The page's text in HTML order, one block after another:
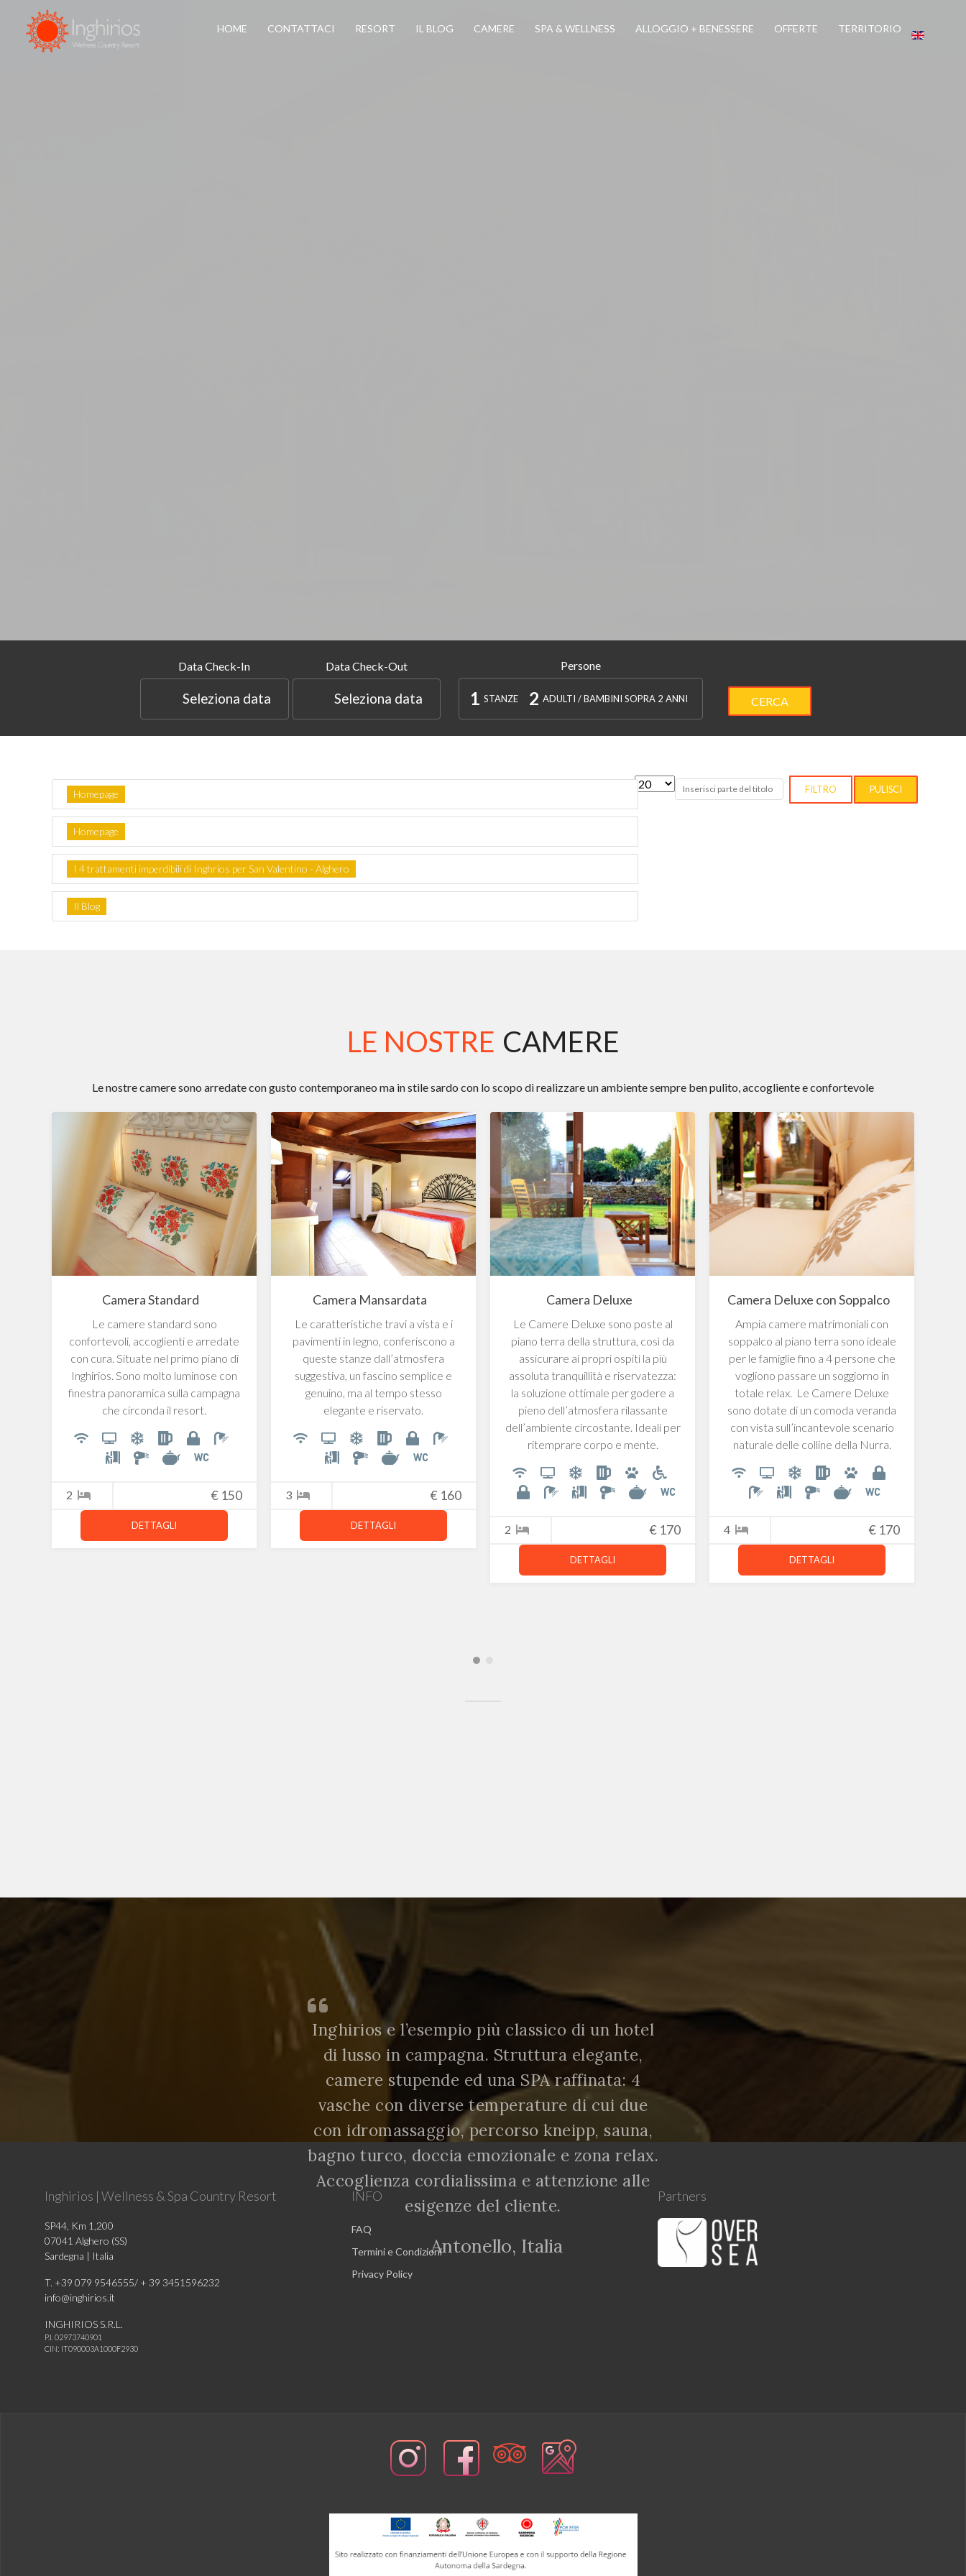
HOME CONTATTACI RESORT IL BLOG CAMERE SPA & WELLNESS ALLOGGIO + BENESSERE OFFERTE TERRITORIO
Data Check-In
Seleziona data
Data Check-Out
Seleziona data
Persone
STANZE
1 ADULTI / BAMBINI SOPRA 2 ANNI
2 CERCA
Inserisci parte del titolo FILTRO PULISCI
Visualizza #
Homepage
Homepage
I 4 trattamenti imperdibili di Inghrios per San Valentino - Alghero
Il Blog
LE NOSTRE CAMERE
Le nostre camere sono arredate con gusto contemporaneo ma in stile sardo con lo scopo di realizzare un ambiente sempre ben pulito, accogliente e confortevole
Camera Standard
Le camere standard sono
confortevoli, accoglienti e arredate
con cura. Situate nel primo piano di
Inghirios. Sono molto luminose con
finestra panoramica sulla campagna
che circonda il resort.
2 € 150
DETTAGLI
Camera Mansardata
Le caratteristiche travi a vista e i
pavimenti in legno, conferiscono a
queste stanze dall’atmosfera
suggestiva, un fascino semplice e
genuino, ma al tempo stesso
elegante e riservato.
3 € 160
DETTAGLI
Camera Deluxe
Le Camere Deluxe sono poste al
piano terra della struttura, così da
assicurare ai propri ospiti la più
assoluta tranquillità e riservatezza:
la soluzione ottimale per godere a
pieno dell’atmosfera rilassante
dell’ambiente circostante. Ideali per
ritemprare corpo e mente.
2 € 170
DETTAGLI
Camera Deluxe con Soppalco
Ampia camere matrimoniali con
soppalco al piano terra sono ideale
per le famiglie fino a 4 persone che
vogliono passare un soggiorno in
totale relax. Le Camere Deluxe
sono dotate di un comoda veranda
con vista sull’incantevole scenario
naturale delle colline della Nurra.
4 € 170
DETTAGLI
Inghirios e l’esempio più classico di un hotel
di lusso in campagna. Struttura elegante,
camere stupende ed una SPA raffinata: 4
vasche con diverse temperature di cui due
con idromassaggio, percorso kneipp, sauna,
bagno turco, doccia emozionale e zona relax.
Accoglienza cordialissima e attenzione alle
esigenze del cliente.
Antonello, Italia
Inghirios | Wellness & Spa Country Resort
SP44, Km 1,200
07041 Alghero (SS)
Sardegna | Italia
T. +39 079 9546555/ + 39 3451596232
info@inghirios.it
INGHIRIOS S.R.L.
P.I. 02973740901
CIN: IT090003A1000F2930
INFO
FAQ
Termini e Condizioni
Privacy Policy
Partners